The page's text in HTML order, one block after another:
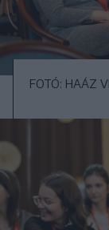
FOTÓ: HAÁZ